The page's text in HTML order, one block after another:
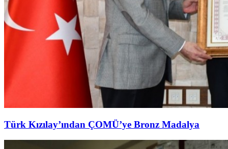
Türk Kızılay’ından ÇOMÜ’ye Bronz Madalya